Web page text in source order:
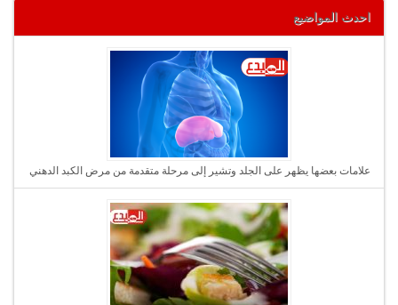
احدث المواضيع
علامات بعضها يظهر على الجلد وتشير إلى مرحلة متقدمة من مرض الكبد الدهني